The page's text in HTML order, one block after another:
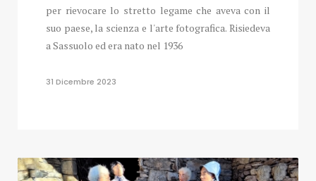
per rievocare lo stretto legame che aveva con il
suo paese, la scienza e l'arte fotografica. Risiedeva
a Sassuolo ed era nato nel 1936
31 Dicembre 2023